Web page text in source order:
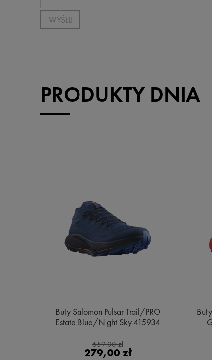
WYŚLIJ
PRODUKTY DNIA
Buty Salomon Pulsar Trail/PRO
Estate Blue/Night Sky 415934
659,00 zł
279,00 zł